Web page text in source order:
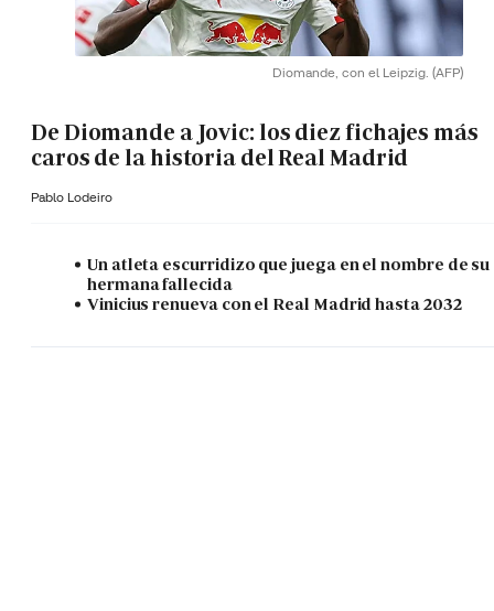
Diomande, con el Leipzig. (AFP)
De Diomande a Jovic: los diez fichajes más
caros de la historia del Real Madrid
Pablo Lodeiro
Un atleta escurridizo que juega en el nombre de su
hermana fallecida
Vinicius renueva con el Real Madrid hasta 2032